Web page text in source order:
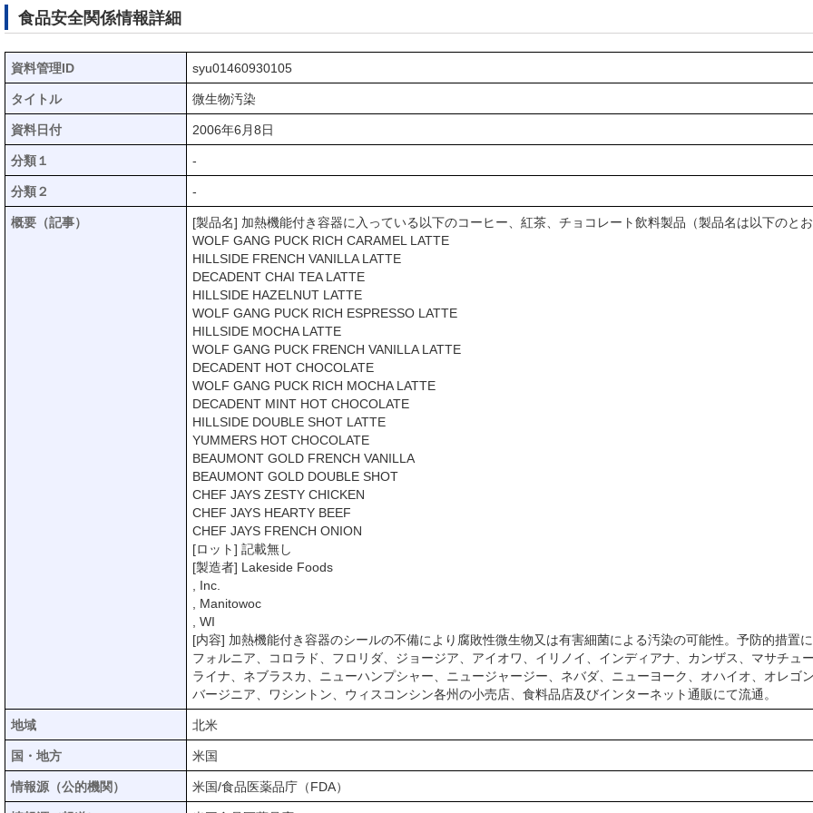
食品安全関係情報詳細
資料管理ID syu01460930105
タイトル 微生物汚染
資料日付 2006年6月8日
分類１ -
分類２ -
概要（記事）
[製品名] 加熱機能付き容器に入っている以下のコーヒー、紅茶、チョコレート飲料製品（製品名は以下のと
WOLF GANG PUCK RICH CARAMEL LATTE
HILLSIDE FRENCH VANILLA LATTE
DECADENT CHAI TEA LATTE
HILLSIDE HAZELNUT LATTE
WOLF GANG PUCK RICH ESPRESSO LATTE
HILLSIDE MOCHA LATTE
WOLF GANG PUCK FRENCH VANILLA LATTE
DECADENT HOT CHOCOLATE
WOLF GANG PUCK RICH MOCHA LATTE
DECADENT MINT HOT CHOCOLATE
HILLSIDE DOUBLE SHOT LATTE
YUMMERS HOT CHOCOLATE
BEAUMONT GOLD FRENCH VANILLA
BEAUMONT GOLD DOUBLE SHOT
CHEF JAYS ZESTY CHICKEN
CHEF JAYS HEARTY BEEF
CHEF JAYS FRENCH ONION
[ロット] 記載無し
[製造者] Lakeside Foods
, Inc.
, Manitowoc
, WI
[内容] 加熱機能付き容器のシールの不備により腐敗性微生物又は有害細菌による汚染の可能性。予防的措置
フォルニア、コロラド、フロリダ、ジョージア、アイオワ、イリノイ、インディアナ、カンザス、マサチ
ライナ、ネブラスカ、ニューハンプシャー、ニュージャージー、ネバダ、ニューヨーク、オハイオ、オレ
バージニア、ワシントン、ウィスコンシン各州の小売店、食料品店及びインターネット通販にて流通。
地域 北米
国・地方 米国
情報源（公的機関） 米国/食品医薬品庁（FDA）